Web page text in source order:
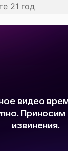
21 год